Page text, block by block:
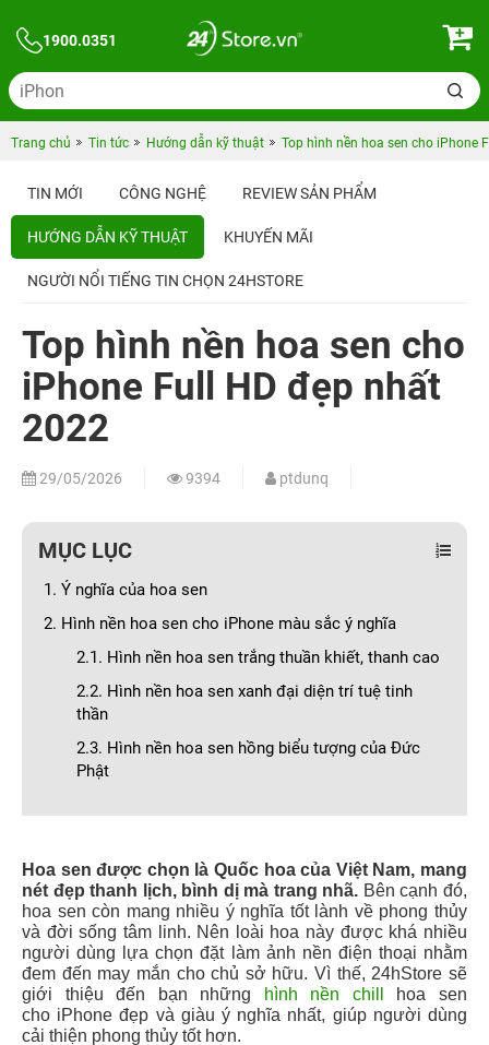
1900.0351
Trang chủ Tin tức Hướng dẫn kỹ thuật Top hình nền hoa sen cho iPhone
TIN MỚI CÔNG NGHỆ REVIEW SẢN PHẨM
HƯỚNG DẪN KỸ THUẬT KHUYẾN MÃI
NGƯỜI NỔI TIẾNG TIN CHỌN 24HSTORE
Top hình nền hoa sen cho
iPhone Full HD đẹp nhất
2022
29/05/2026 9394 ptdunq
MỤC LỤC
1. Ý nghĩa của hoa sen
2. Hình nền hoa sen cho iPhone màu sắc ý nghĩa
2.1. Hình nền hoa sen trắng thuần khiết, thanh cao
2.2. Hình nền hoa sen xanh đại diện trí tuệ tinh
thần
2.3. Hình nền hoa sen hồng biểu tượng của Đức
Phật
Hoa sen được chọn là Quốc hoa của Việt Nam, mang
nét đẹp thanh lịch, bình dị mà trang nhã. Bên cạnh đó,
hoa sen còn mang nhiều ý nghĩa tốt lành về phong thủy
và đời sống tâm linh. Nên loài hoa này được khá nhiều
người dùng lựa chọn đặt làm ảnh nền điện thoại nhằm
đem đến may mắn cho chủ sở hữu. Vì thế, 24hStore sẽ
giới thiệu đến bạn những
hình nền chill
hoa sen
cho iPhone đẹp và giàu ý nghĩa nhất, giúp người dùng
cải thiện phong thủy tốt hơn.